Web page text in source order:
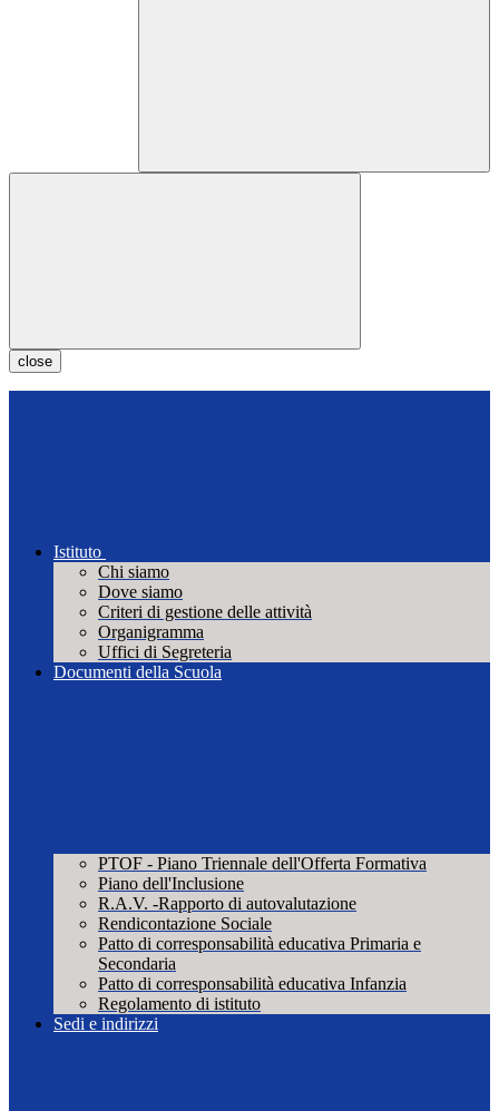
close
Istituto
Chi siamo
Dove siamo
Criteri di gestione delle attività
Organigramma
Uffici di Segreteria
Documenti della Scuola
PTOF - Piano Triennale dell'Offerta Formativa
Piano dell'Inclusione
R.A.V. -Rapporto di autovalutazione
Rendicontazione Sociale
Patto di corresponsabilità educativa Primaria e
Secondaria
Patto di corresponsabilità educativa Infanzia
Regolamento di istituto
Sedi e indirizzi